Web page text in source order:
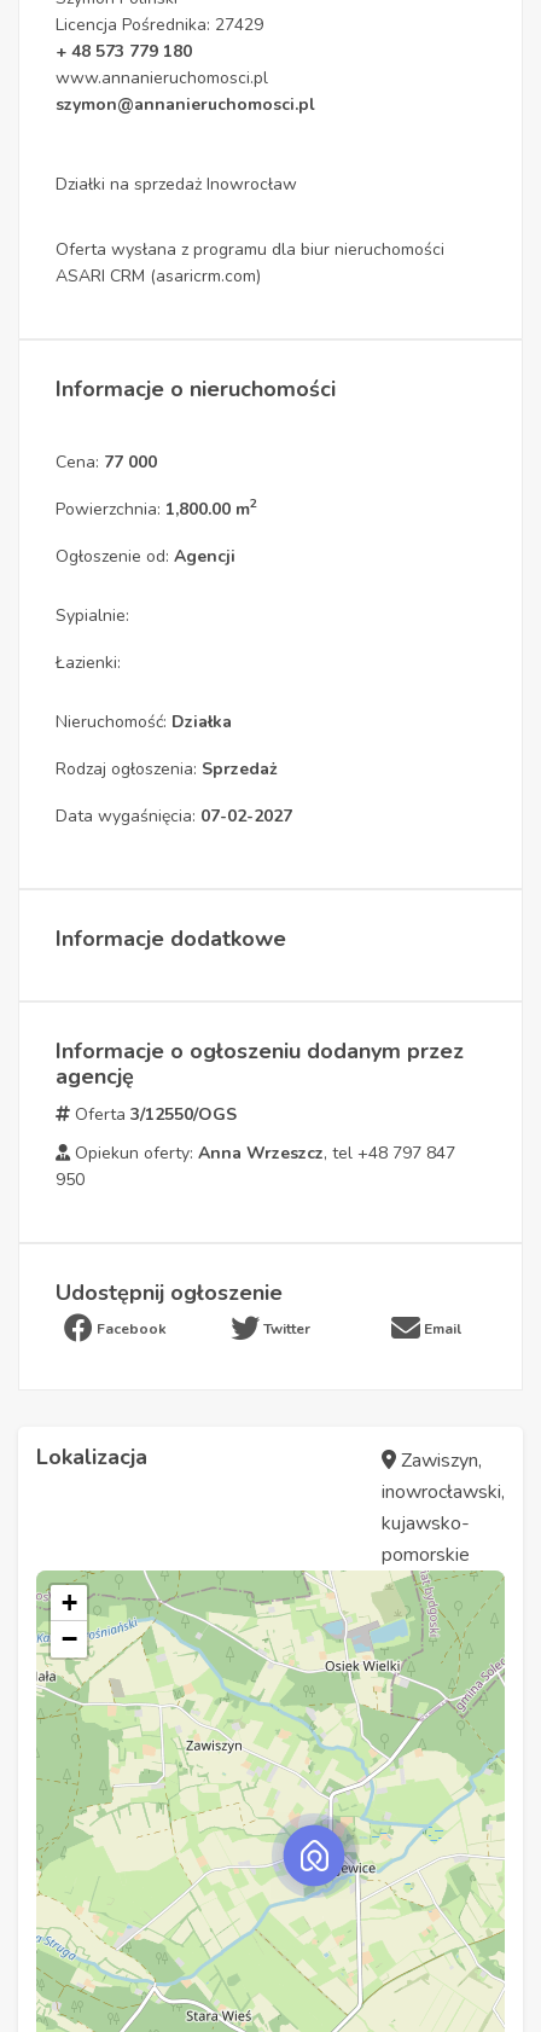
Licencja Pośrednika: 27429
+ 48 573 779 180
www.annanieruchomosci.pl
szymon@annanieruchomosci.pl
Działki na sprzedaż Inowrocław
Oferta wysłana z programu dla biur nieruchomości
ASARI CRM (asaricrm.com)
Informacje o nieruchomości
Cena: 77 000
Powierzchnia: 1,800.00 m2
Ogłoszenie od: Agencji
Sypialnie:
Łazienki:
Nieruchomość: Działka
Rodzaj ogłoszenia: Sprzedaż
Data wygaśnięcia: 07-02-2027
Informacje dodatkowe
Informacje o ogłoszeniu dodanym przez
agencję
Oferta 3/12550/OGS
Opiekun oferty: Anna Wrzeszcz, tel +48 797 847
950
Udostępnij ogłoszenie
Facebook Twitter Email
Lokalizacja
Zawiszyn,
inowrocławski,
kujawsko-
pomorskie
+
−